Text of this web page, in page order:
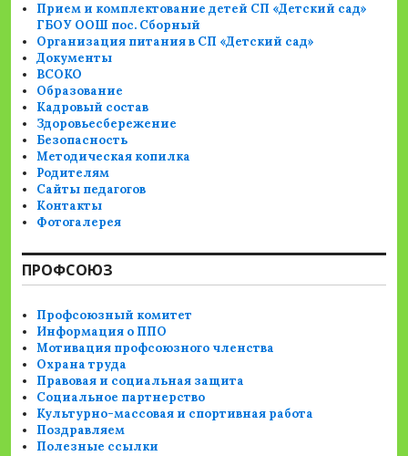
Прием и комплектование детей СП «Детский сад»
ГБОУ ООШ пос. Сборный
Организация питания в СП «Детский сад»
Документы
ВСОКО
Образование
Кадровый состав
Здоровьесбережение
Безопасность
Методическая копилка
Родителям
Сайты педагогов
Контакты
Фотогалерея
ПРОФСОЮЗ
Профсоюзный комитет
Информация о ППО
Мотивация профсоюзного членства
Охрана труда
Правовая и социальная защита
Социальное партнерство
Культурно-массовая и спортивная работа
Поздравляем
Полезные ссылки